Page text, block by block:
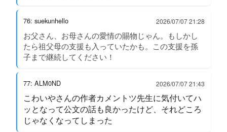
76: suekunhello 2026/07/07 21:28
お父さん、お母さんの愛情の賜物じゃん。もしかし
たら祖父母の支援も入っていたかも。この支援を孫
子まで継続してください！
77: ALM0ND 2026/07/07 21:43
こわいやさんの作者カメントツ先生に気付いてハ
ッとなって公文の話も良かったけど、それどころ
じゃなくなってしまった